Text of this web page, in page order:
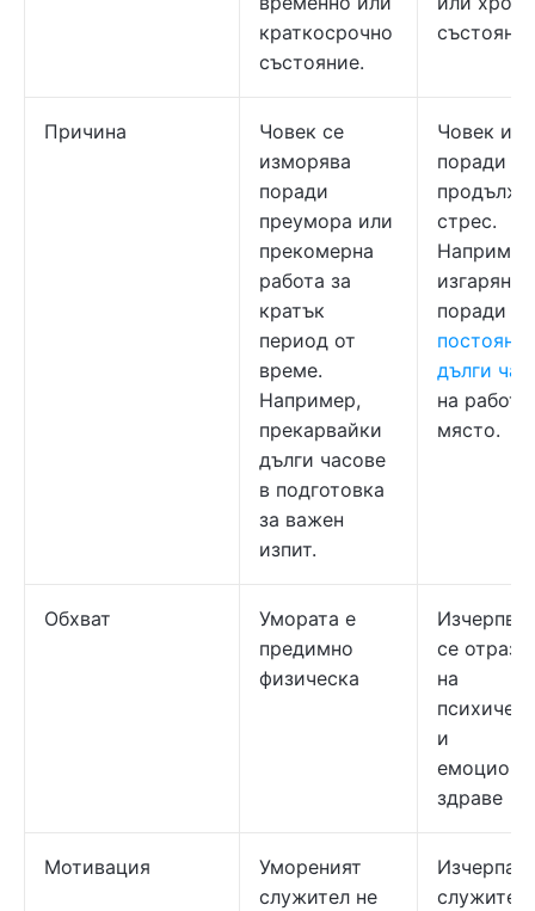
краткосрочно
състояние.
Причина
Човек се
изморява
поради
преумора или
прекомерна
работа за
кратък
период от
време.
Например,
прекарвайки
дълги часове
в подготовка
за важен
изпит.
Човек
поради
стрес.
изгаряне
поради
дълги
на
място.
Обхват
Умората е
предимно
физическа
се
на
и
здраве
Мотивация
Умореният
служител не